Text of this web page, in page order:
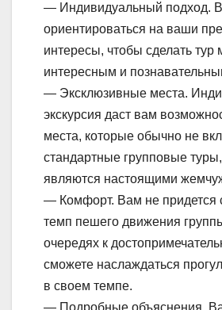
— Индивидуальный подход.
ориентироваться на ваши
интересы, чтобы сделать тур
интересным и
— Эксклюзивные места.
экскурсия даст вам
места, которые обычно не
стандартные групповые
являются настоящими
— Комфорт. Вам не придется
темп пешего движения
очередях к
сможете наслаждаться
в своем темпе.